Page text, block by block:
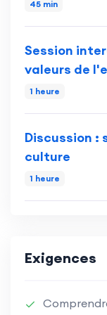
45 min
Session
valeurs de
1 heure
Discussion :
culture
1 heure
Exigences